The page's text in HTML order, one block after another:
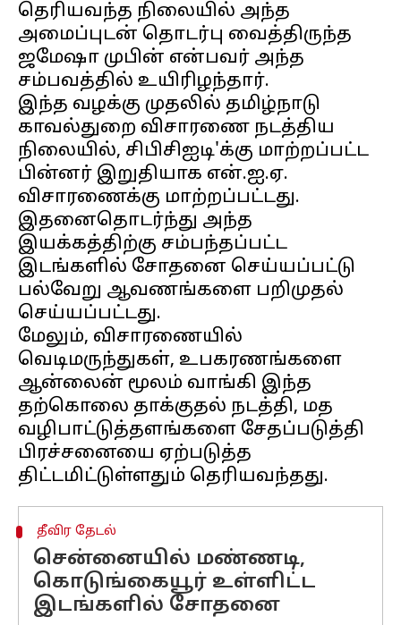
தெரியவந்த நிலையில் அந்த
அமைப்புடன் தொடர்பு வைத்திருந்த
ஜமேஷா முபின் என்பவர் அந்த
சம்பவத்தில் உயிரிழந்தார்.
இந்த வழக்கு முதலில் தமிழ்நாடு
காவல்துறை விசாரணை நடத்திய
நிலையில், சிபிசிஐடி'க்கு மாற்றப்பட்ட
பின்னர் இறுதியாக என்.ஐ.ஏ.
விசாரணைக்கு மாற்றப்பட்டது.
இதனைதொடர்ந்து அந்த
இயக்கத்திற்கு சம்பந்தப்பட்ட
இடங்களில் சோதனை செய்யப்பட்டு
பல்வேறு ஆவணங்களை பறிமுதல்
செய்யப்பட்டது.
மேலும், விசாரணையில்
வெடிமருந்துகள், உபகரணங்களை
ஆன்லைன் மூலம் வாங்கி இந்த
தற்கொலை தாக்குதல் நடத்தி, மத
வழிபாட்டுத்தளங்களை சேதப்படுத்தி
பிரச்சனையை ஏற்படுத்த
தீவிர தேடல்
சென்னையில் மண்ணடி,
கொடுங்கையூர் உள்ளிட்ட
இடங்களில் சோதனை